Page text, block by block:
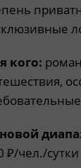
кого:
₽/чел./сутки